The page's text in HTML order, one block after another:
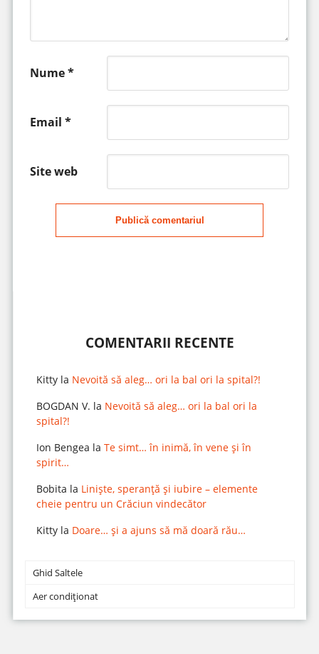
Nume*
Email *
Site web
Publică comentariul
COMENTARII RECENTE
Kittyla Nevoită să aleg… ori la bal ori la spital?!
BOGDAN V. la Nevoită să aleg… ori la bal ori la
spital?!
Ion Bengea la Te simt… în inimă, în vene și în
spirit…
Bobita la Liniște, speranță și iubire – elemente
cheie pentru un Crăciun vindecător
Kittyla Doare… și a ajuns să mă doară rău…
Ghid Saltele
Aer condiționat